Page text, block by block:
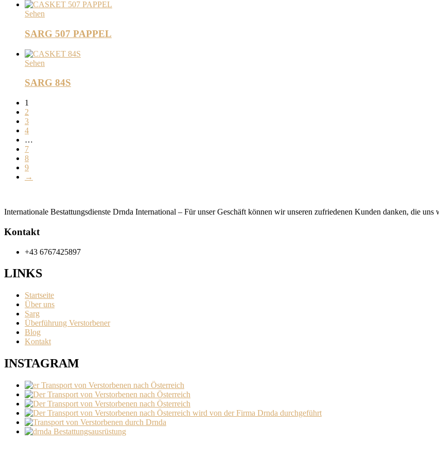
Sehen
SARG 507 PAPPEL
Sehen
SARG 84S
1
2
3
4
…
7
8
9
→
Internationale Bestattungsdienste Drnda International – Für unser Geschäft können wir unseren zufriedenen Kunden danken, die uns
Kontakt
+43 6767425897
LINKS
Startseite
Über uns
Sarg
Überführung Verstorbener
Blog
Kontakt
INSTAGRAM